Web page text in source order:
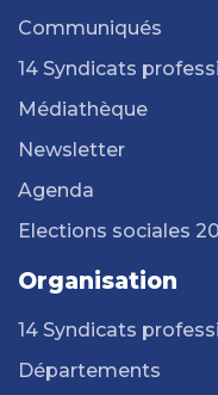
Communiqués
14 Syndicats
Médiathèque
Newsletter
Agenda
Elections sociales
Organisation
14 Syndicats
Départements